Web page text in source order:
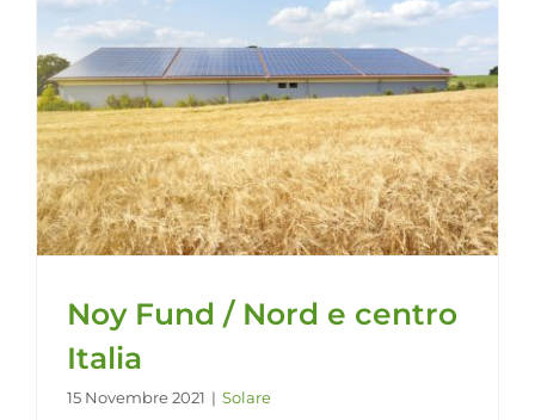
Noy Fund / Nord e centro
Italia
15 Novembre 2021 | Solare